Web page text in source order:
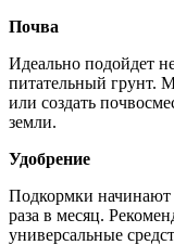
Почва
Идеально подойдет
питательный грунт.
или создать
земли.
Удобрение
Подкормки начинают
раза в месяц.
универсальные